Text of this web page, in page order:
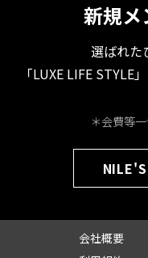
新規メ
選ばれた
「LUXE LIFE
＊会費等
会社概要